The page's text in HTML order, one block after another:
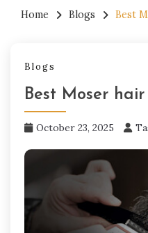
Home Blogs Best
Blogs
Best Moser
October 23, 2025